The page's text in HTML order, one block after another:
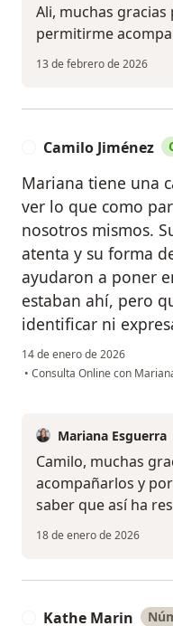
Ali, muchas
permitirme
13 de febrero de 2026
Camilo Jiménez
Mariana tiene una
ver lo que como
nosotros mismos.
atenta y su forma
ayudaron a poner
estaban ahí, pero
identificar ni
14 de enero de 2026
• Consulta Online con
Mariana Esguerra
Camilo, muchas
acompañarlos y
saber que así ha
18 de enero de 2026
Kathe Marin